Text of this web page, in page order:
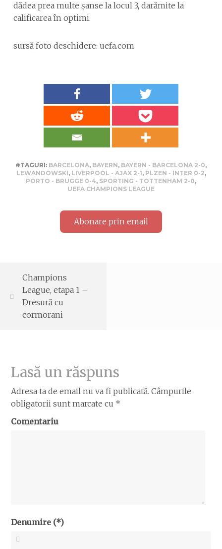
dădea prea multe șanse la locul 3, darămite la
calificarea în optimi.
sursă foto deschidere: uefa.com
#TAGURI: BARCELONA, BAYERN, BAYERN - BARCELONA 2-0,
LEWANDOWSKI, LIVERPOOL - AJAX 2-1, PLZEN - INTER 0-2,
PORTO - BRUGGE 0-4, SPORTING - TOTTENHAM 2-0,
UEFA CHAMPIONS LEAGUE
Abonare prin email
Champions
League, etapa 1 –
Dresură cu
cormorani
Lasă un răspuns
Adresa ta de email nu va fi publicată. Câmpurile
obligatorii sunt marcate cu *
Comentariu
Denumire (*)